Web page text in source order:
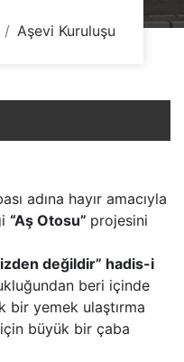
Aşevi Kuruluşu
adına hayır amacıyla
“Aş Otosu” projesini
değildir” hadis-i
beri içinde
bir yemek ulaştırma
büyük bir çaba